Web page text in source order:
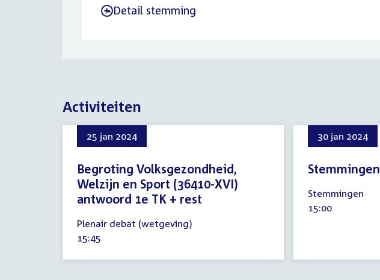
- Detail stemming
Activiteiten
25 jan 2024
Begroting Volksgezondheid,
Welzijn en Sport (36410-XVI)
antwoord 1e TK + rest
januari
2024
Plenair debat (wetgeving)
Tijd
15:45
30 jan 2024
Stemmingen
januari
2024
Stemmingen
Tijd
15:00